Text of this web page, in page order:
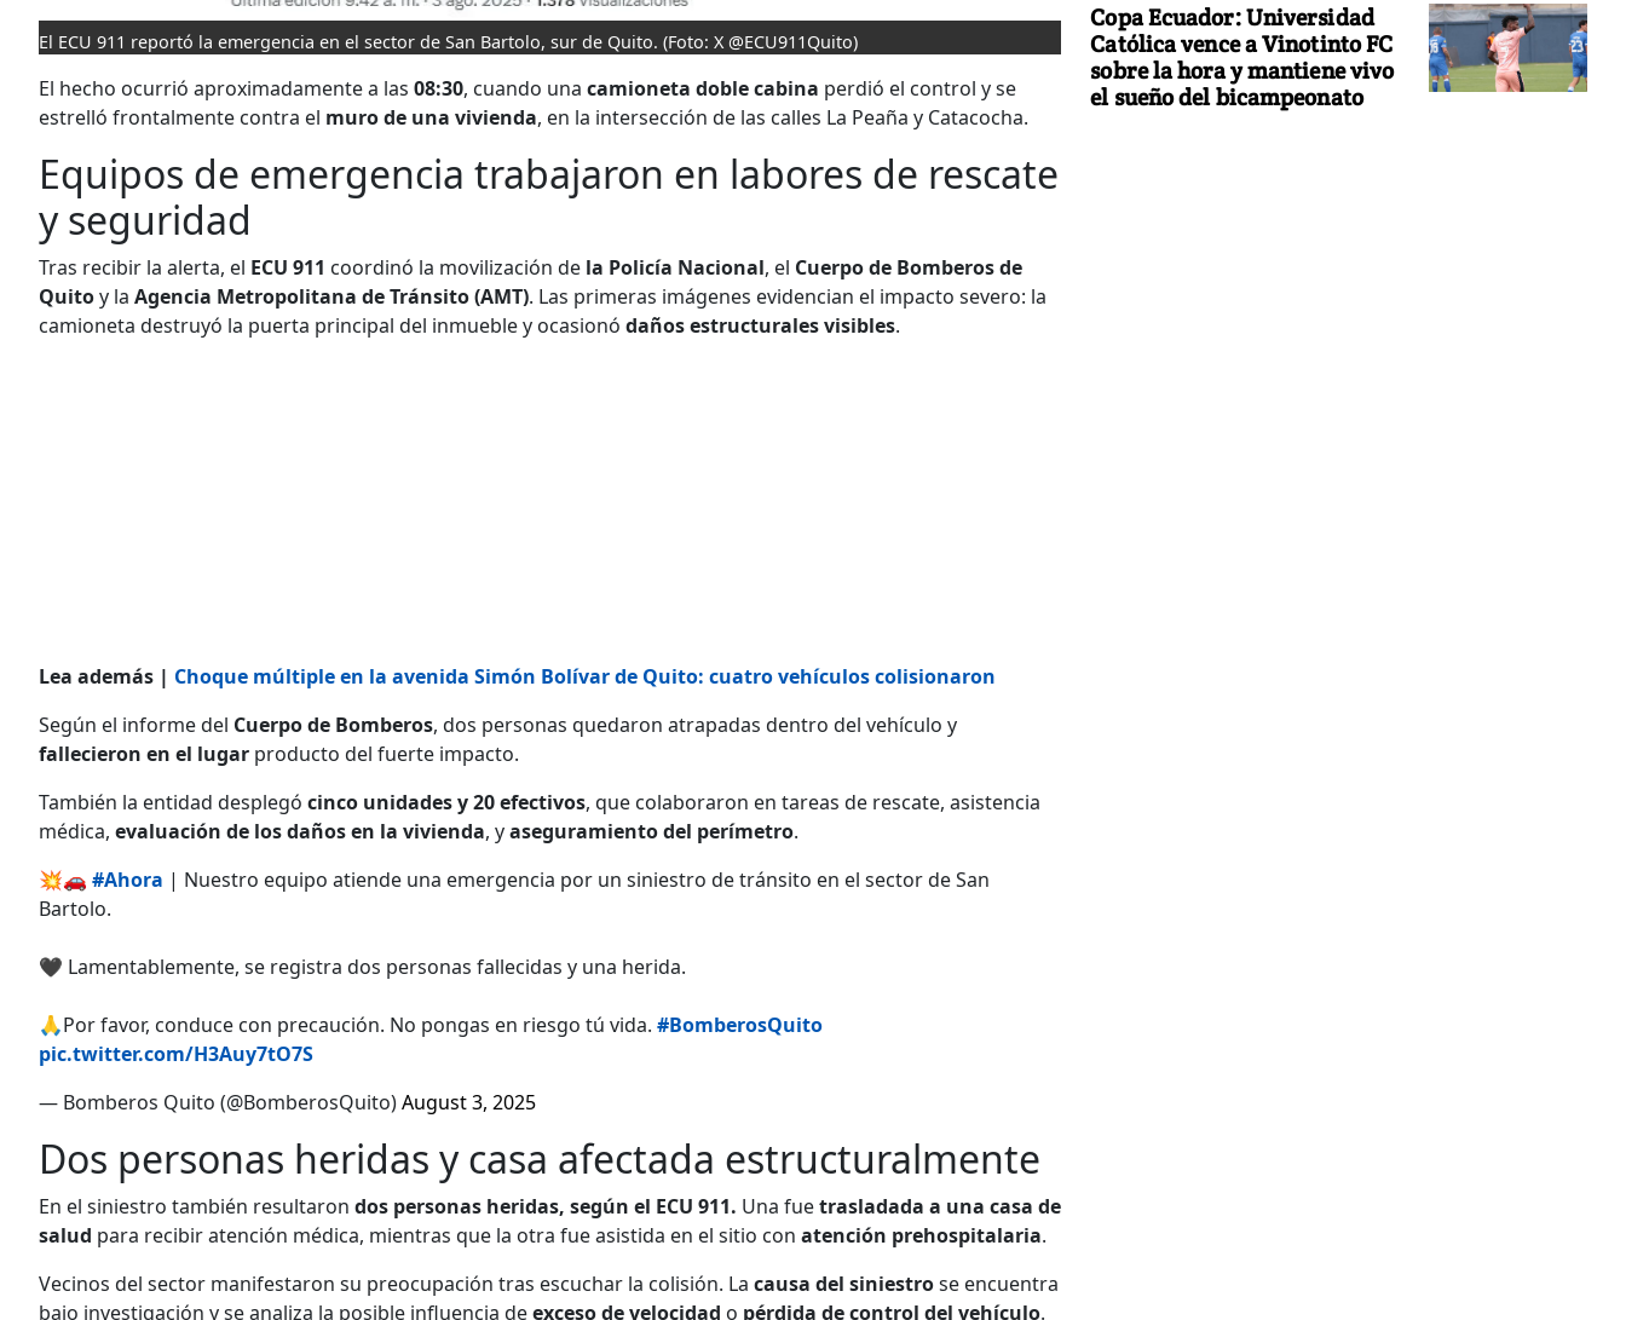
El ECU 911 reportó la emergencia en el sector de San Bartolo, sur de Quito. (Foto: X @ECU911Quito)
El hecho ocurrió aproximadamente a las 08:30, cuando una camioneta doble cabina perdió el control y se
estrelló frontalmente contra el muro de una vivienda, en la intersección de las calles La Peaña y Catacocha.
Equipos de emergencia trabajaron en labores de rescate
y seguridad
Tras recibir la alerta, el ECU 911 coordinó la movilización de la Policía Nacional, el Cuerpo de Bomberos de
Quitoy la Agencia Metropolitana de Tránsito (AMT). Las primeras imágenes evidencian el impacto severo: la
camioneta destruyó la puerta principal del inmueble y ocasionó daños estructurales visibles.
Lea además | Choque múltiple en la avenida Simón Bolívar de Quito: cuatro vehículos colisionaron
Según el informe del Cuerpo de Bomberos, dos personas quedaron atrapadas dentro del vehículo y
fallecieron en el lugar producto del fuerte impacto.
También la entidad desplegó cinco unidades y 20 efectivos, que colaboraron en tareas de rescate, asistencia
médica, evaluación de los daños en la vivienda, yaseguramiento del perímetro.
💥🚗 #Ahora | Nuestro equipo atiende una emergencia por un siniestro de tránsito en el sector de San
Bartolo.
🖤 Lamentablemente, se registra dos personas fallecidas y una herida.
🙏Por favor, conduce con precaución. No pongas en riesgo tú vida. #BomberosQuito
pic.twitter.com/H3Auy7tO7S
— Bomberos Quito (@BomberosQuito)August 3, 2025
Dos personas heridas y casa afectada estructuralmente
En el siniestro también resultaron dos personas heridas, según el ECU 911. Una fuetrasladada a una casa de
salud para recibir atención médica, mientras que la otra fue asistida en el sitio con atención prehospitalaria.
Vecinos del sector manifestaron su preocupación tras escuchar la colisión. La causa del siniestrose encuentra
bajo investigación y se analiza la posible influencia deexceso de velocidad o pérdida de control del vehículo.
Copa Ecuador: Universidad
Católica vence a Vinotinto FC
sobre la hora y mantiene vivo
el sueño del bicampeonato